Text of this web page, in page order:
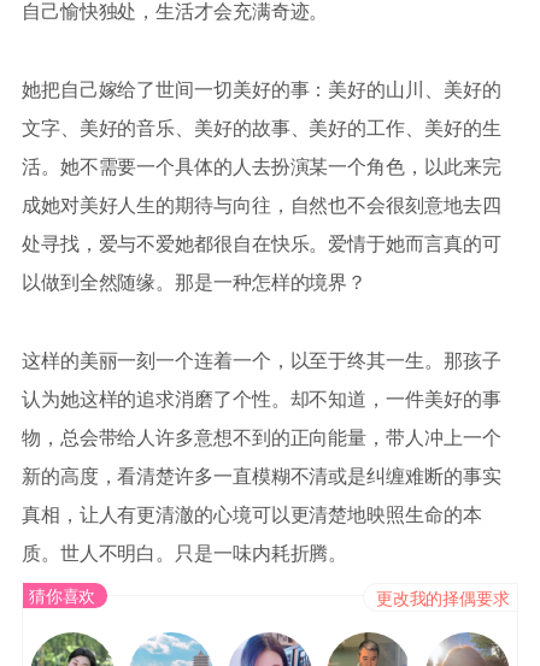
自己愉快独处，生活才会充满奇迹。
她把自己嫁给了世间一切美好的事：美好的山川、美好的
文字、美好的音乐、美好的故事、美好的工作、美好的生
活。她不需要一个具体的人去扮演某一个角色，以此来完
成她对美好人生的期待与向往，自然也不会很刻意地去四
处寻找，爱与不爱她都很自在快乐。爱情于她而言真的可
以做到全然随缘。那是一种怎样的境界？
这样的美丽一刻一个连着一个，以至于终其一生。那孩子
认为她这样的追求消磨了个性。却不知道，一件美好的事
物，总会带给人许多意想不到的正向能量，带人冲上一个
新的高度，看清楚许多一直模糊不清或是纠缠难断的事实
真相，让人有更清澈的心境可以更清楚地映照生命的本
质。世人不明白。只是一味内耗折腾。
猜你喜欢 更改我的择偶要求